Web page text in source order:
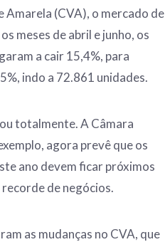
(CVA), o mercado de
meses de abril e junho, os
a cair 15,4%, para
indo a 72.861 unidades.
totalmente. A Câmara
agora prevê que os
ano devem ficar próximos
de negócios.
as mudanças no CVA, que